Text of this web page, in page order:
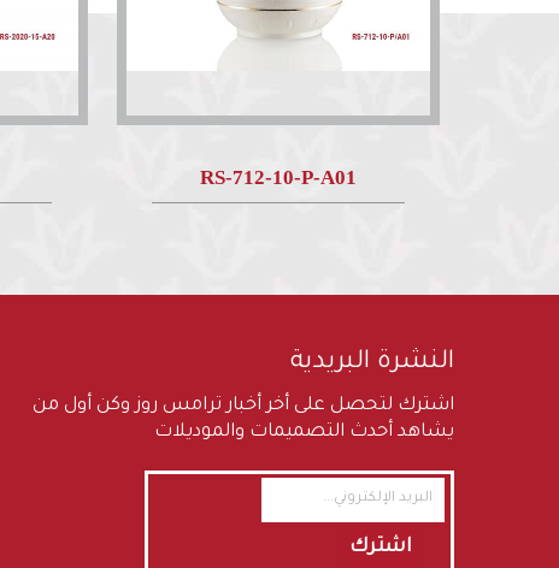
RS-712-10-P-A01
النشرة البريدية
اشترك لتحصل على أخر أخبار ترامس روز وكن أول من
يشاهد أحدث التصميمات والموديلات
اشترك